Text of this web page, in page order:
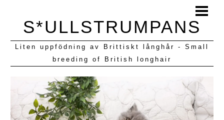
BLOGG
KULLAR VI HAFT
S*ULLSTRUMPANS
Liten uppfödning av Brittiskt långhår - Small
breeding of British longhair